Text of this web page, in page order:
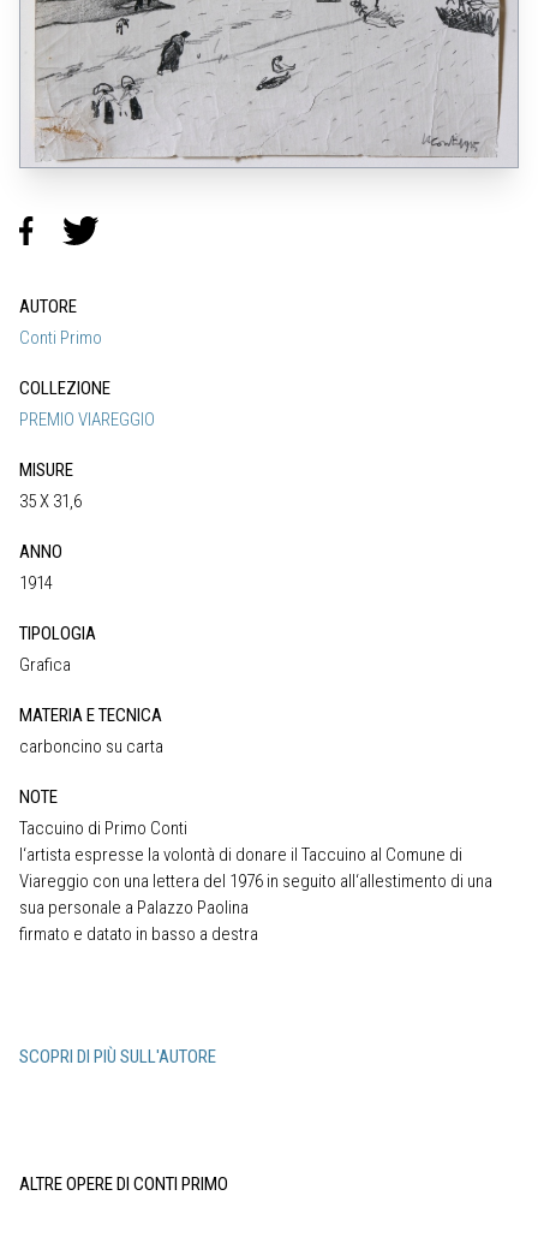
AUTORE
Conti Primo
COLLEZIONE
PREMIO VIAREGGIO
MISURE
35 X 31,6
ANNO
1914
TIPOLOGIA
Grafica
MATERIA E TECNICA
carboncino su carta
NOTE
Taccuino di Primo Conti
l‘artista espresse la volontà di donare il Taccuino al Comune di
Viareggio con una lettera del 1976 in seguito all‘allestimento di una
sua personale a Palazzo Paolina
firmato e datato in basso a destra
SCOPRI DI PIÙ SULL'AUTORE
ALTRE OPERE DI CONTI PRIMO